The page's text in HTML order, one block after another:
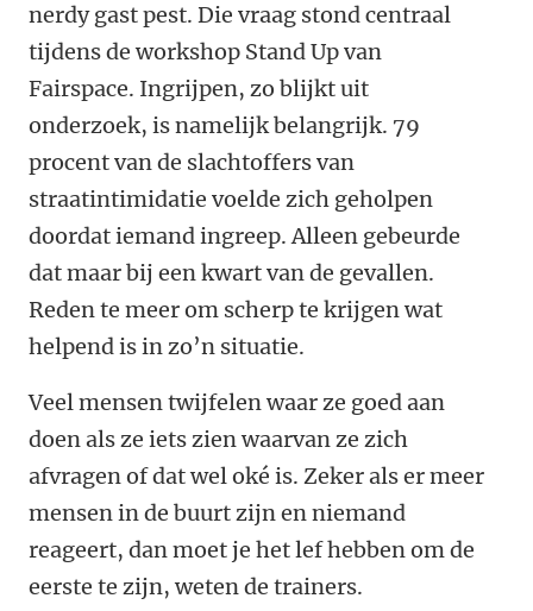
nerdy gast pest. Die vraag stond centraal
tijdens de workshop Stand Up van
Fairspace. Ingrijpen, zo blijkt uit
onderzoek, is namelijk belangrijk. 79
procent van de slachtoffers van
straatintimidatie voelde zich geholpen
doordat iemand ingreep. Alleen gebeurde
dat maar bij een kwart van de gevallen.
Reden te meer om scherp te krijgen wat
helpend is in zo’n situatie.
Veel mensen twijfelen waar ze goed aan
doen als ze iets zien waarvan ze zich
afvragen of dat wel oké is. Zeker als er meer
mensen in de buurt zijn en niemand
reageert, dan moet je het lef hebben om de
eerste te zijn, weten de trainers.